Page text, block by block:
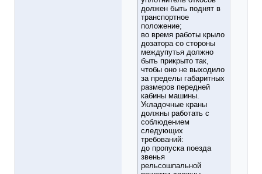
должен быть поднят в
транспортное
положение;
во время работы крыло
дозатора со стороны
междупутья должно
быть прикрыто так,
чтобы оно не выходило
за пределы габаритных
размеров передней
кабины машины.
Укладочные краны
должны работать с
соблюдением
следующих
требований:
до пропуска поезда
звенья
рельсошпальной